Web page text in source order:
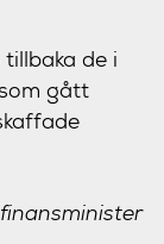
de i
gått